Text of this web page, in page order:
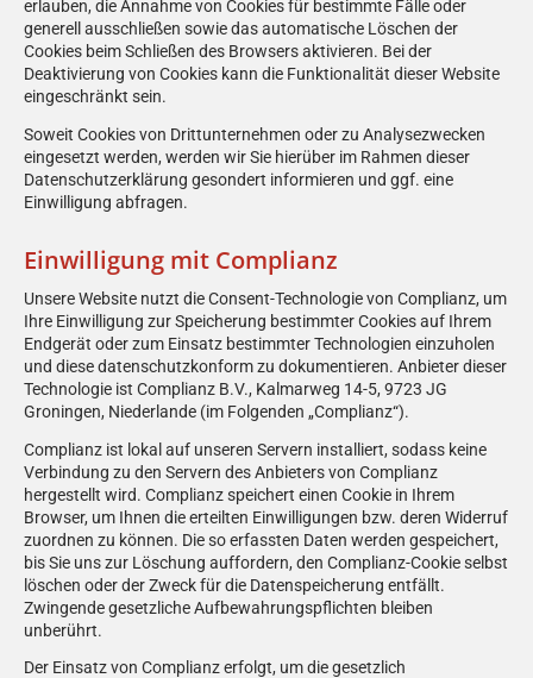
erlauben, die Annahme von Cookies für bestimmte Fälle oder
generell ausschließen sowie das automatische Löschen der
Cookies beim Schließen des Browsers aktivieren. Bei der
Deaktivierung von Cookies kann die Funktionalität dieser Website
eingeschränkt sein.
Soweit Cookies von Drittunternehmen oder zu Analysezwecken
eingesetzt werden, werden wir Sie hierüber im Rahmen dieser
Datenschutzerklärung gesondert informieren und ggf. eine
Einwilligung abfragen.
Einwilligung mit Complianz
Unsere Website nutzt die Consent-Technologie von Complianz, um
Ihre Einwilligung zur Speicherung bestimmter Cookies auf Ihrem
Endgerät oder zum Einsatz bestimmter Technologien einzuholen
und diese datenschutzkonform zu dokumentieren. Anbieter dieser
Technologie ist Complianz B.V., Kalmarweg 14-5, 9723 JG
Groningen, Niederlande (im Folgenden „Complianz“).
Complianz ist lokal auf unseren Servern installiert, sodass keine
Verbindung zu den Servern des Anbieters von Complianz
hergestellt wird. Complianz speichert einen Cookie in Ihrem
Browser, um Ihnen die erteilten Einwilligungen bzw. deren Widerruf
zuordnen zu können. Die so erfassten Daten werden gespeichert,
bis Sie uns zur Löschung auffordern, den Complianz-Cookie selbst
löschen oder der Zweck für die Datenspeicherung entfällt.
Zwingende gesetzliche Aufbewahrungspflichten bleiben
unberührt.
Der Einsatz von Complianz erfolgt, um die gesetzlich